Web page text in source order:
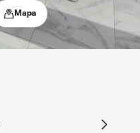
Mapa